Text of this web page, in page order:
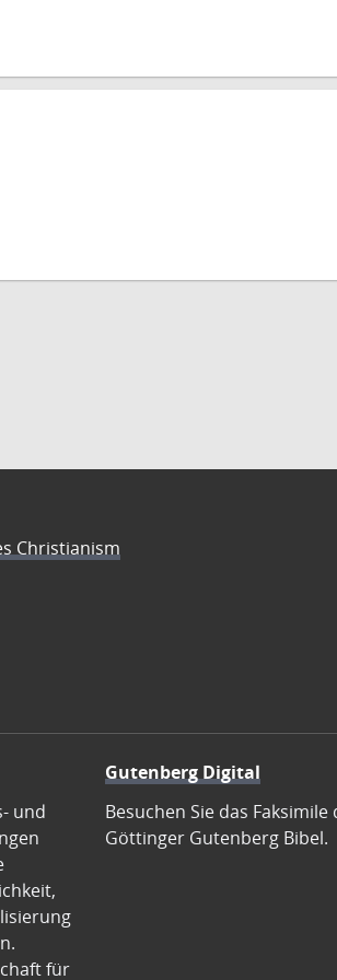
Christianism
und
für
Gutenberg Digital
Besuchen Sie das Faksimile
Göttinger Gutenberg Bibel.